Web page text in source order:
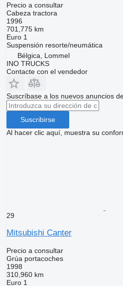
Precio a consultar
Cabeza tractora
1996
701,775 km
Euro 1
Suspensión resorte/neumática
Bélgica, Lommel
INO TRUCKS
Contacte con el vendedor
Suscríbase a los nuevos anuncios
Suscribirse
Al hacer clic aquí, muestra su
29
Mitsubishi Canter
Precio a consultar
Grúa portacoches
1998
310,960 km
Euro 1